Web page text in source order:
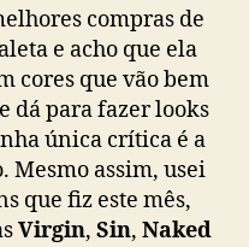
compras de
e acho que ela
cores que vão bem
dá para fazer looks
única crítica é a
Mesmo assim, usei
que fiz este mês,
Virgin, Sin, Naked